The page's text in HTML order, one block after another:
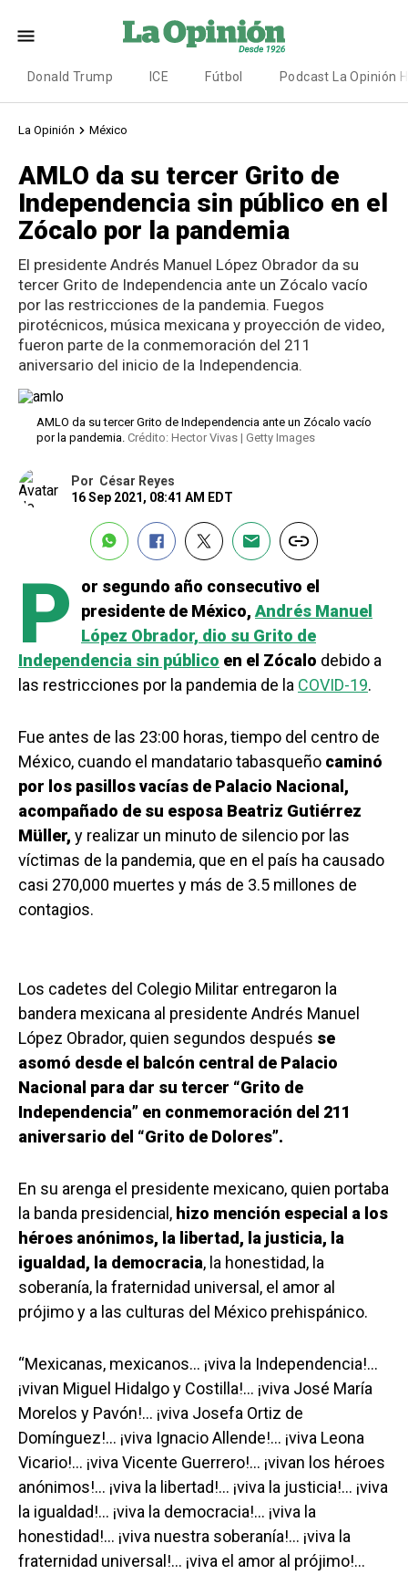
Donald Trump ICE Fútbol Podcast La Opinión
La Opinión México
AMLO da su tercer Grito de
Independencia sin público en el
Zócalo por la pandemia
El presidente Andrés Manuel López Obrador da su
tercer Grito de Independencia ante un Zócalo vacío
por las restricciones de la pandemia. Fuegos
pirotécnicos, música mexicana y proyección de video,
fueron parte de la conmemoración del 211
aniversario del inicio de la Independencia.
AMLO da su tercer Grito de Independencia ante un Zócalo vacío
por la pandemia. Crédito: Hector Vivas | Getty Images
Por César Reyes
16 Sep 2021, 08:41 AM EDT
P
or segundo año consecutivo el
presidente de México, Andrés Manuel
López Obrador, dio su Grito de
Independencia sin público en el Zócalo debido a
las restricciones por la pandemia de la COVID-19.
Fue antes de las 23:00 horas, tiempo del centro de
México, cuando el mandatario tabasqueño caminó
por los pasillos vacías de Palacio Nacional,
acompañado de su esposa Beatriz Gutiérrez
Müller, y realizar un minuto de silencio por las
víctimas de la pandemia, que en el país ha causado
casi 270,000 muertes y más de 3.5 millones de
contagios.
Los cadetes del Colegio Militar entregaron la
bandera mexicana al presidente Andrés Manuel
López Obrador, quien segundos después se
asomó desde el balcón central de Palacio
Nacional para dar su tercer “Grito de
Independencia” en conmemoración del 211
aniversario del “Grito de Dolores”.
En su arenga el presidente mexicano, quien portaba
la banda presidencial, hizo mención especial a los
héroes anónimos, la libertad, la justicia, la
igualdad, la democracia, la honestidad, la
soberanía, la fraternidad universal, el amor al
prójimo y a las culturas del México prehispánico.
“Mexicanas, mexicanos… ¡viva la Independencia!…
¡vivan Miguel Hidalgo y Costilla!… ¡viva José María
Morelos y Pavón!… ¡viva Josefa Ortiz de
Domínguez!… ¡viva Ignacio Allende!… ¡viva Leona
Vicario!… ¡viva Vicente Guerrero!… ¡vivan los héroes
anónimos!… ¡viva la libertad!… ¡viva la justicia!… ¡viva
la igualdad!… ¡viva la democracia!… ¡viva la
honestidad!… ¡viva nuestra soberanía!… ¡viva la
fraternidad universal!… ¡viva el amor al prójimo!…